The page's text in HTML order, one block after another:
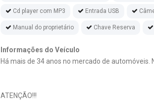
Cd player com MP3 Entrada USB
Manual do proprietário Chave Reserva
Informações do Veículo
Há mais de 34 anos no mercado de automóveis.
ATENÇÃO!!!